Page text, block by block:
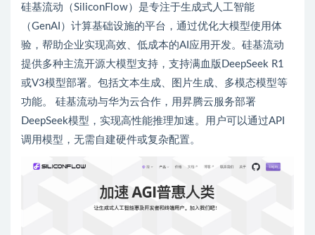
硅基流动（SiliconFlow）是专注于生成式人工智能
（GenAI）计算基础设施的平台，通过优化大模型使用体
验，帮助企业实现高效、低成本的AI应用开发。硅基流动
提供多种主流开源大模型支持，支持满血版DeepSeek R1
或V3模型部署。包括文本生成、图片生成、多模态模型等
功能。 硅基流动与华为云合作，用昇腾云服务部署
DeepSeek模型，实现高性能推理加速。用户可以通过API
调用模型，无需自建硬件或复杂配置。